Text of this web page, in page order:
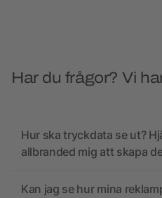
Har du frågor? Vi
Hur ska tryckdata se ut?
allbranded mig att skapa
Kan jag se hur mina